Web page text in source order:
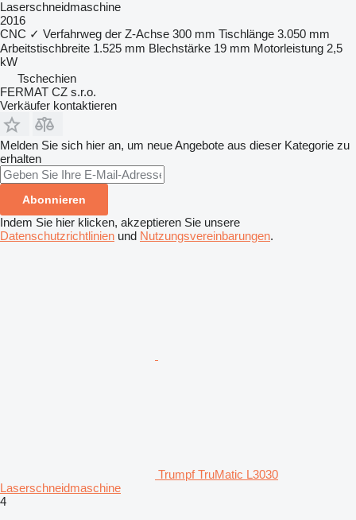
Laserschneidmaschine
2016
CNC ✓ Verfahrweg der Z-Achse 300 mm Tischlänge 3.050 mm
Arbeitstischbreite 1.525 mm Blechstärke 19 mm Motorleistung 2,5
kW
Tschechien
FERMAT CZ s.r.o.
Verkäufer kontaktieren
Melden Sie sich hier an, um neue Angebote aus dieser Kategorie zu
erhalten
Abonnieren
Indem Sie hier klicken, akzeptieren Sie unsere
Datenschutzrichtlinien und Nutzungsvereinbarungen.
Trumpf TruMatic L3030
Laserschneidmaschine
4